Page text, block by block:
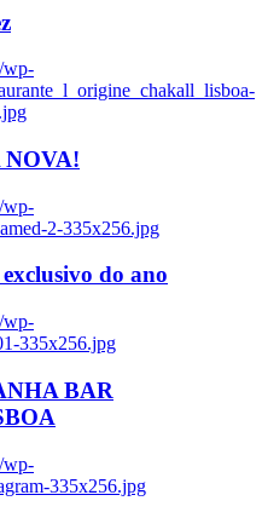
wp-
NOVA!
wp-
2-335x256.jpg
do ano
wp-
335x256.jpg
BAR
wp-
335x256.jpg